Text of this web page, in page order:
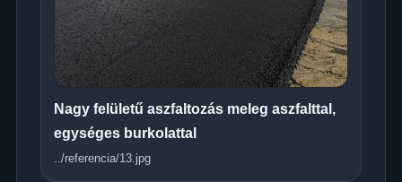
Nagy felületű aszfaltozás meleg aszfalttal,
egységes burkolattal
../referencia/13.jpg